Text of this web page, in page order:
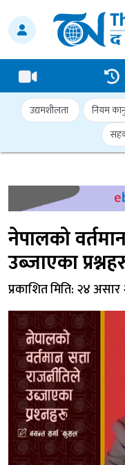
उद्यमशीलता नियम
नेपालको
उब्जाएका
प्रकाशित मिति: २४